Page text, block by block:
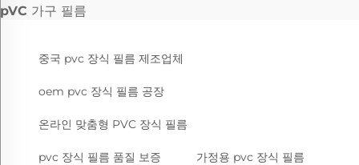
pVC 가구 필름
중국 pvc 장식 필름 제조업체
oem pvc 장식 필름 공장
온라인 맞춤형 PVC 장식 필름
pvc 장식 필름 품질 보증 가정용 pvc 장식 필름